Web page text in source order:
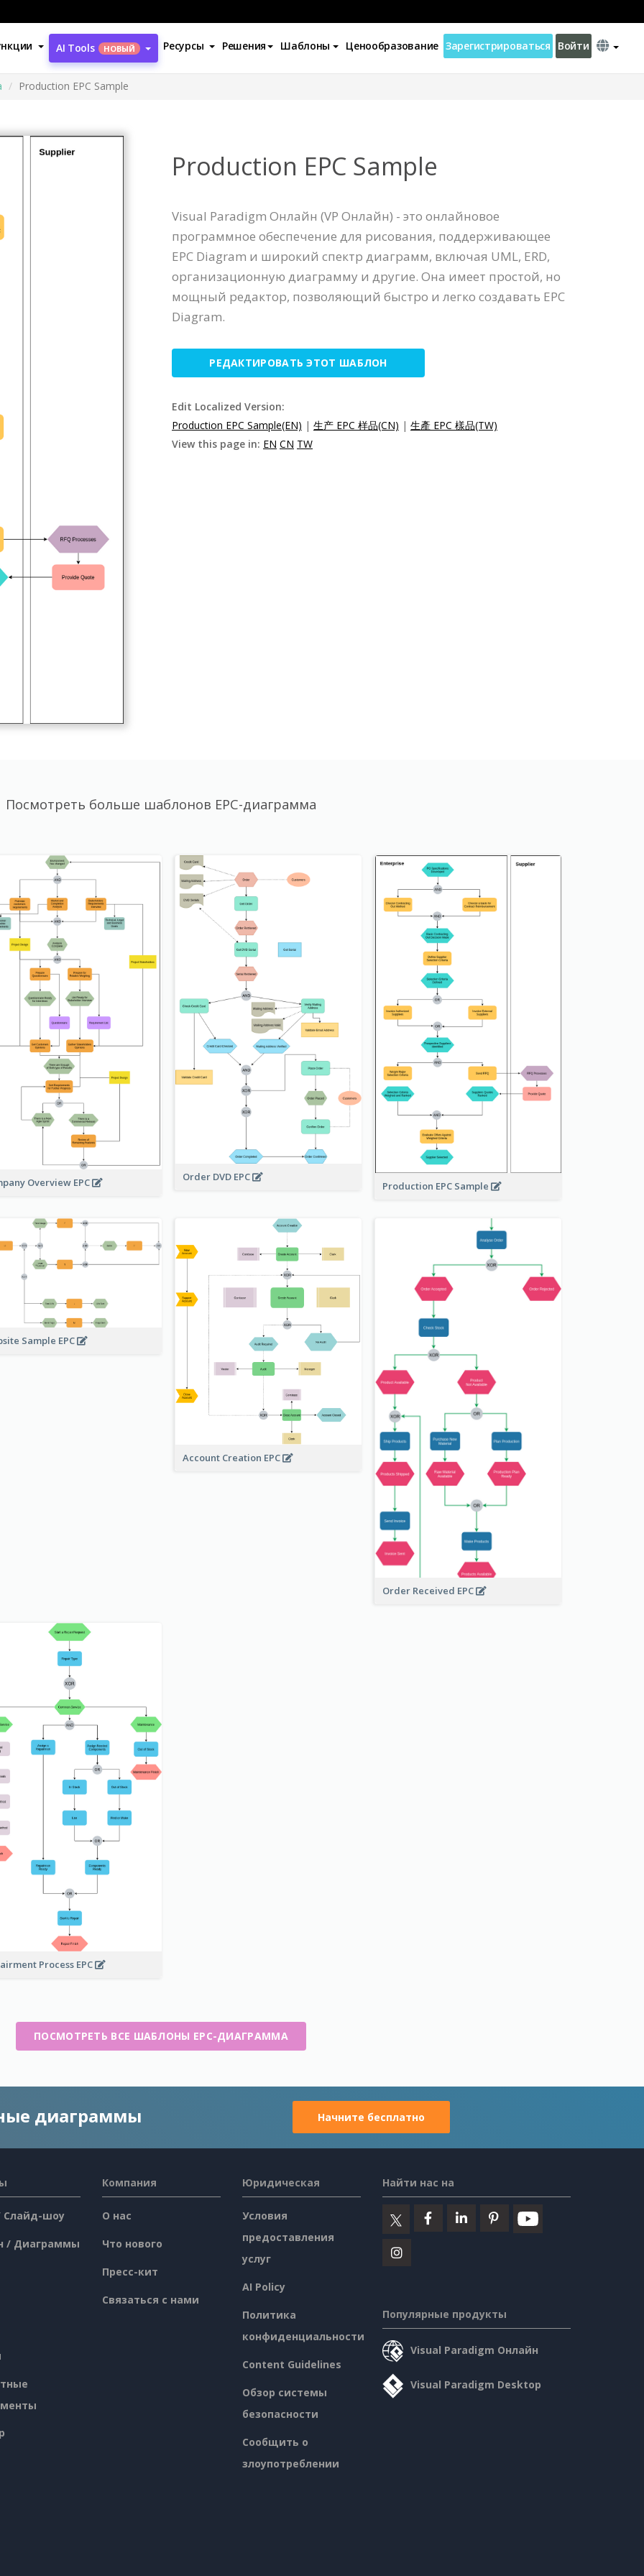
AI Tools НОВЫЙ Ресурсы Решения Шаблоны Ценообразование Зарегистрироваться Войти
Production EPC Sample
Production EPC Sample
Visual Paradigm Онлайн (VP Онлайн) - это онлайновое
программное обеспечение для рисования, поддерживающее
EPC Diagram и широкий спектр диаграмм, включая UML, ERD,
организационную диаграмму и другие. Она имеет простой, но
мощный редактор, позволяющий быстро и легко создавать EPC
Diagram.
РЕДАКТИРОВАТЬ ЭТОТ ШАБЛОН
Edit Localized Version:
Production EPC Sample(EN) | 生产 EPC 样品(CN) | 生產 EPC 樣品(TW)
View this page in: EN CN TW
Посмотреть больше шаблонов EPC-диаграмма
Overview EPC Order DVD EPC
Production EPC Sample
Sample EPC
Account Creation EPC
Order Received EPC
Process EPC
ПОСМОТРЕТЬ ВСЕ ШАБЛОНЫ EPC-ДИАГРАММА
диаграммы Начните бесплатно
Слайд-шоу
/ Диаграммы
Компания
О нас
Что нового
Пресс-кит
Связаться с нами
Юридическая
Условия
предоставления
услуг
AI Policy
Политика
конфиденциальности
Content Guidelines
Обзор системы
безопасности
Сообщить о
злоупотреблении
Найти нас на
Популярные продукты
Visual Paradigm Онлайн
Visual Paradigm Desktop